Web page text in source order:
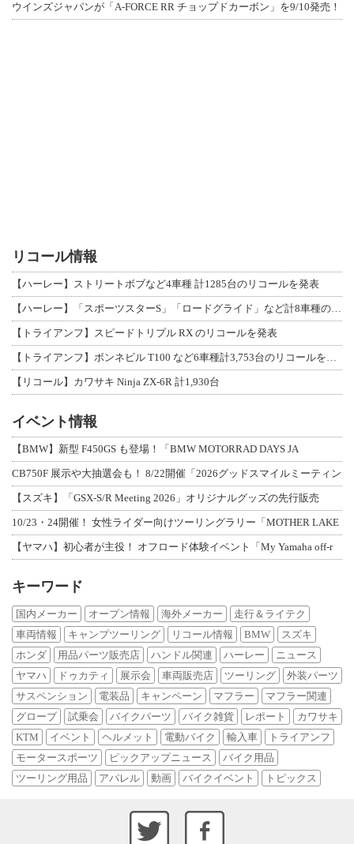
ウインズジャパンが「A-FORCE RR チョップドカーボン」を9/10発売！
リコール情報
【ハーレー】ストリートボブなど4車種 計1285台のリコールを発表
【ハーレー】「スポーツスターS」「ロードグライド」など計8車種のリコールを発表
【トライアンフ】スピードトリプル RX のリコールを発表
【トライアンフ】ボンネビル T100 など6車種計3,753台のリコールを発表
【リコール】カワサキ Ninja ZX-6R 計1,930台
イベント情報
【BMW】新型 F450GS も登場！「BMW MOTORRAD DAYS JA
CB750F 展示や大抽選会も！ 8/22開催「2026グッドスマイルミーティン
【スズキ】「GSX-S/R Meeting 2026」オリジナルグッズの先行販売
10/23・24開催！ 女性ライダー向けツーリングラリー「MOTHER LAKE
【ヤマハ】初心者が主役！ オフロード体験イベント「My Yamaha off-r
キーワード
国内メーカー オープン情報 海外メーカー
走行＆ライテク
車両情報
キャンプツーリング リコール情報 BMW
スズキ
ホンダ
用品パーツ販売店 ハンドル関連 ハーレー
ニュース
ヤマハ
ドゥカティ 展示会 車両販売店 ツーリング
外装パーツ
サスペンション
電装品 キャンペーン マフラー
マフラー関連
グローブ
試乗会 バイクパーツ バイク雑貨 レポート
カワサキ
KTM
イベント ヘルメット 電動バイク 輸入車
トライアンフ
モータースポーツ
ピックアップニュース
バイク用品
ツーリング用品
アパレル 動画 バイクイベント トピックス